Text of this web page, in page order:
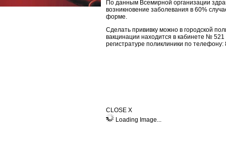
По данным Всемирной организации
возникновение заболевания в 60%
форме.
Сделать прививку можно в городской
вакцинации находится в кабинете №
регистратуре поликлиники по
CLOSE X
Loading Image...